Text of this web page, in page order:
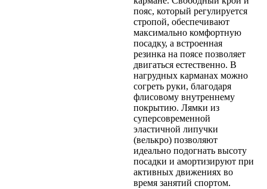
пояс, который регулируется
стропой, обеспечивают
максимально комфортную
посадку, а встроенная
резинка на поясе позволяет
двигаться естественно. В
нагрудных карманах можно
согреть руки, благодаря
флисовому внутреннему
покрытию. Лямки из
суперсовременной
эластичной липучки
(велькро) позволяют
идеально подогнать высоту
посадки и амортизируют при
активных движениях во
время занятий спортом.